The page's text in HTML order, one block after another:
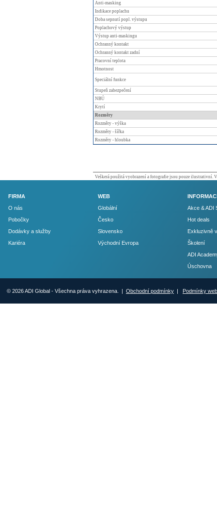
Anti-masking
Indikace poplachu
Doba sepnutí popl. výstupu
Poplachový výstup
Výstup anti-maskingu
Ochranný kontakt
Ochranný kontakt zadní
Pracovní teplota
Hmotnost
Speciální funkce
Stupeň zabezpečení
NBÚ
Krytí
Rozměry
Rozměry - výška
Rozměry - šířka
Rozměry - hloubka
Veškerá použitá vyobrazení a fotografie jsou pouze ilustrativní.
FIRMA
O nás
Pobočky
Dodávky a služby
Kariéra
WEB
Globální
Česko
Slovensko
Východní Evropa
Akce & ADI
Hot deals
Exkluzivně
Školení
ADI
Úschovna
© 2026 ADI Global - Všechna práva vyhrazena. | Obchodní podmínky | Podmínky